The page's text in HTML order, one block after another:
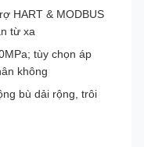
HART & MODBUS
từ xa
tùy chọn áp
không
bù dải rộng, trôi